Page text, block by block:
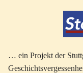
… ein Projekt der